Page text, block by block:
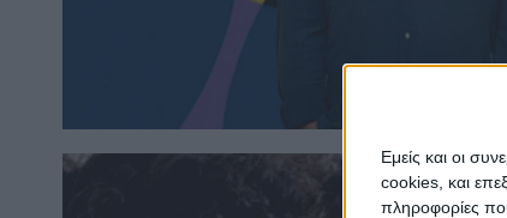
Εμείς και οι
cookies, και
πληροφορίες